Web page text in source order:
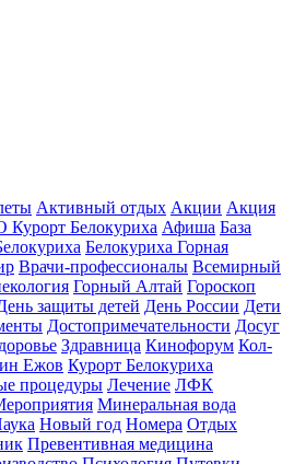
Активный отдых Акции Акция
Курорт Белокуриха Афиша База
Белокуриха Горная
Врачи-профессионалы Всемирный
Горный Алтай Гороскоп
защиты детей День России Дети
Достопримечательности Досуг
Здравница Кинофорум Кол-
Ежов Курорт Белокуриха
процедуры Лечение ЛФК
Минеральная вода
Новый год Номера Отдых
Превентивная медицина